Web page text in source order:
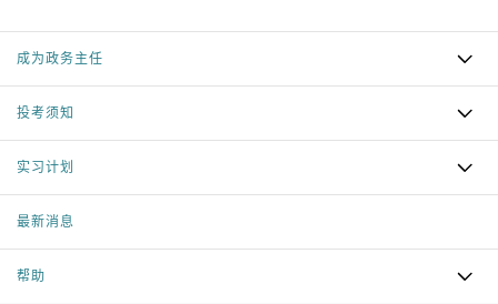
成为政务主任
投考须知
实习计划
最新消息
帮助